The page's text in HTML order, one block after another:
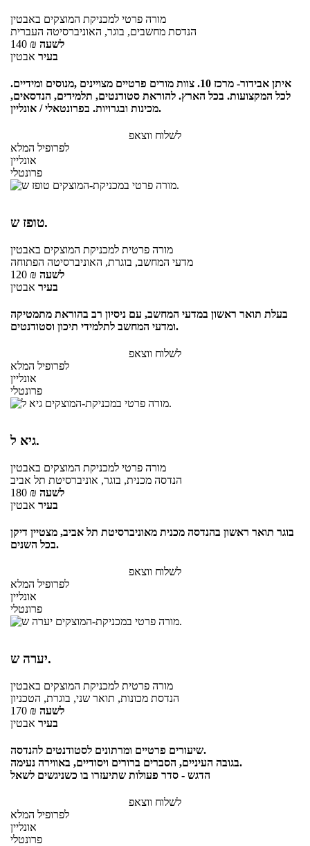
מורה פרטי למכניקת המוצקים באבטין
הנדסת מחשבים, בוגר, האוניברסיטה העברית
140 ₪ לשעה
בעיר אבטין
איתן אבידור- מרכז 10. צוות מורים פרטיים מצויינים ,מנוסים ומידיים.
לכל המקצועות. בכל הארץ. להוראת סטודנטים, תלמידים, הנדסאים,
מכינות ובגרויות. בפרונטאלי / אונליין.
לשלוח ווצאפ
לפרופיל המלא
אונליין
פרונטלי
טופז ש.
מורה פרטית למכניקת המוצקים באבטין
מדעי המחשב, בוגרת, האוניברסיטה הפתוחה
120 ₪ לשעה
בעיר אבטין
בעלת תואר ראשון במדעי המחשב, עם ניסיון רב בהוראת מתמטיקה
ומדעי המחשב לתלמידי תיכון וסטודנטים.
לשלוח ווצאפ
לפרופיל המלא
אונליין
פרונטלי
גיא ל.
מורה פרטי למכניקת המוצקים באבטין
הנדסה מכנית, בוגר, אוניברסיטת תל אביב
180 ₪ לשעה
בעיר אבטין
בוגר תואר ראשון בהנדסה מכנית מאוניברסיטת תל אביב, מצטיין דיקן
בכל השנים.
לשלוח ווצאפ
לפרופיל המלא
אונליין
פרונטלי
יערה ש.
מורה פרטית למכניקת המוצקים באבטין
הנדסת מכונות, תואר שני, בוגרת, הטכניון
170 ₪ לשעה
בעיר אבטין
שיעורים פרטיים ומרתונים לסטודנטים להנדסה.
בגובה העיניים, הסברים ברורים ויסודיים, באווירה נעימה.
הדגש - סדר פעולות שתיעזרו בו כשניגשים לשאל
לשלוח ווצאפ
לפרופיל המלא
אונליין
פרונטלי